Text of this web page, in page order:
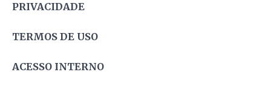
PRIVACIDADE
TERMOS DE USO
ACESSO INTERNO